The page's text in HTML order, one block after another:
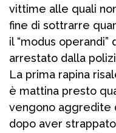
vittime alle quali
fine di sottrarre
il “modus
arrestato dalla
La prima rapina
è mattina presto
vengono aggredite
dopo aver